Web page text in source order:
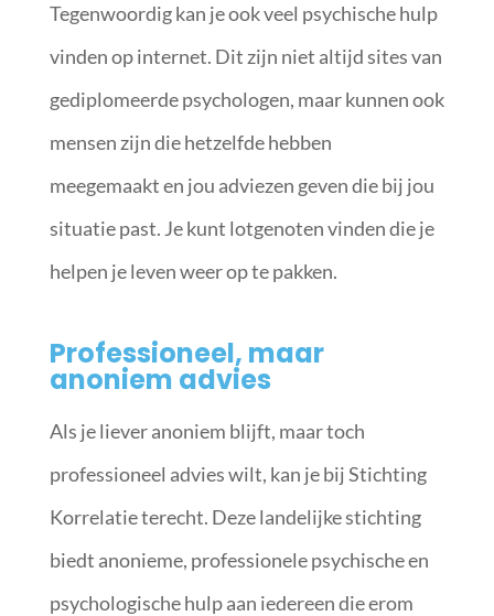
Tegenwoordig kan je ook veel psychische hulp
vinden op internet. Dit zijn niet altijd sites van
gediplomeerde psychologen, maar kunnen ook
mensen zijn die hetzelfde hebben
meegemaakt en jou adviezen geven die bij jou
situatie past. Je kunt lotgenoten vinden die je
helpen je leven weer op te pakken.
Professioneel, maar
anoniem advies
Als je liever anoniem blijft, maar toch
professioneel advies wilt, kan je bij Stichting
Korrelatie terecht. Deze landelijke stichting
biedt anonieme, professionele psychische en
psychologische hulp aan iedereen die erom